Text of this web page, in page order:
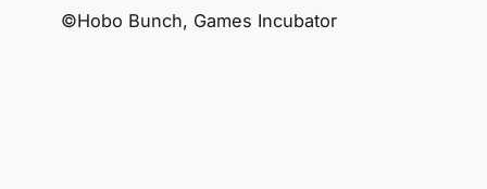
©Hobo Bunch, Games Incubator